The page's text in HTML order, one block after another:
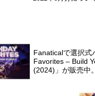
Fanaticalで選択式
Favorites – Build
(2024)」が販売中